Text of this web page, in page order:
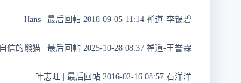
Hans 最后回帖 2018-09-05 11:14 禅道-李锡碧
自信的熊猫 最后回帖 2025-10-28 08:37 禅道-王誉霖
叶志旺 最后回帖 2016-02-16 08:57 石洋洋